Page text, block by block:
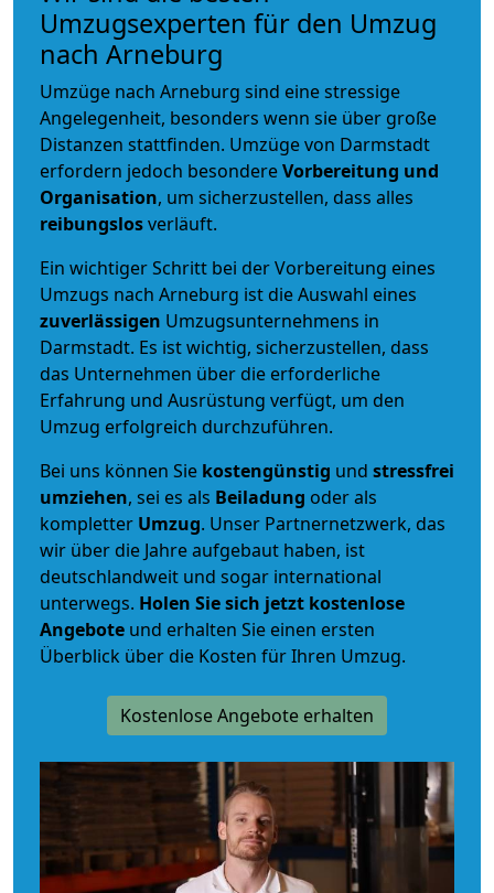
Umzugsexperten für den Umzug
nach Arneburg
Umzüge nach Arneburg sind eine stressige
Angelegenheit, besonders wenn sie über große
Distanzen stattfinden. Umzüge von Darmstadt
erfordern jedoch besondereVorbereitung und
Organisation, um sicherzustellen, dass alles
reibungslosverläuft.
Ein wichtiger Schritt bei der Vorbereitung eines
Umzugs nach Arneburg ist die Auswahl eines
zuverlässigen Umzugsunternehmens in
Darmstadt. Es ist wichtig, sicherzustellen, dass
das Unternehmen über die erforderliche
Erfahrung und Ausrüstung verfügt, um den
Umzug erfolgreich durchzuführen.
Bei uns können Sie kostengünstig und stressfrei
umziehen, sei es als Beiladung oder als
kompletter Umzug. Unser Partnernetzwerk, das
wir über die Jahre aufgebaut haben, ist
deutschlandweit und sogar international
unterwegs. Holen Sie sich jetzt kostenlose
Angebote und erhalten Sie einen ersten
Überblick über die Kosten für Ihren Umzug.
Kostenlose Angebote erhalten